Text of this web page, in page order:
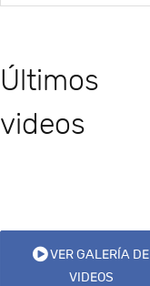
Últimos
videos
VER GALERÍA DE
VIDEOS